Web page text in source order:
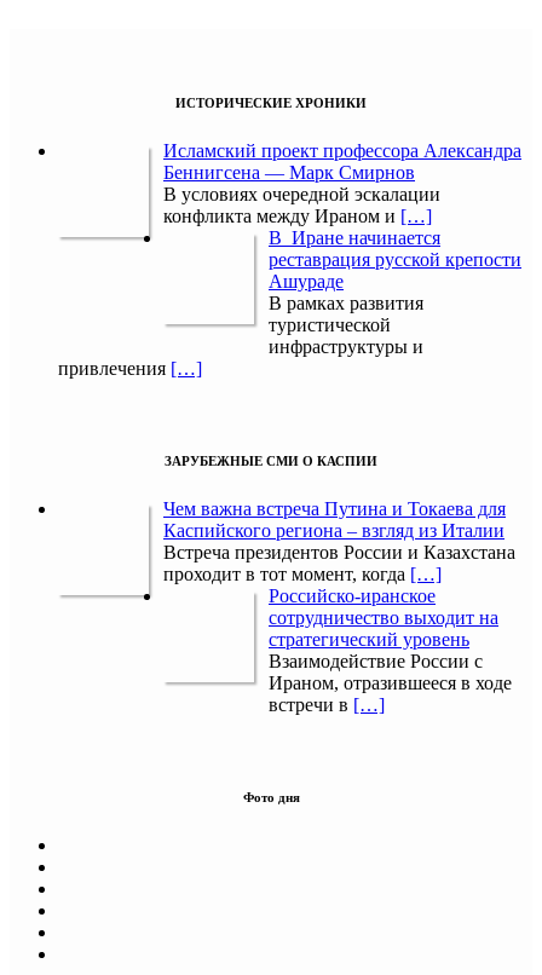
ИСТОРИЧЕСКИЕ ХРОНИКИ
Исламский проект профессора Александра
Беннигсена — Марк Смирнов
В условиях очередной эскалации
конфликта между Ираном и […]
В Иране начинается
реставрация русской крепости
Ашураде
В рамках развития
туристической
инфраструктуры и
привлечения […]
ЗАРУБЕЖНЫЕ СМИ О КАСПИИ
Чем важна встреча Путина и Токаева для
Каспийского региона – взгляд из Италии
Встреча президентов России и Казахстана
проходит в тот момент, когда […]
Российско-иранское
сотрудничество выходит на
стратегический уровень
Взаимодействие России с
Ираном, отразившееся в ходе
встречи в […]
Фото дня